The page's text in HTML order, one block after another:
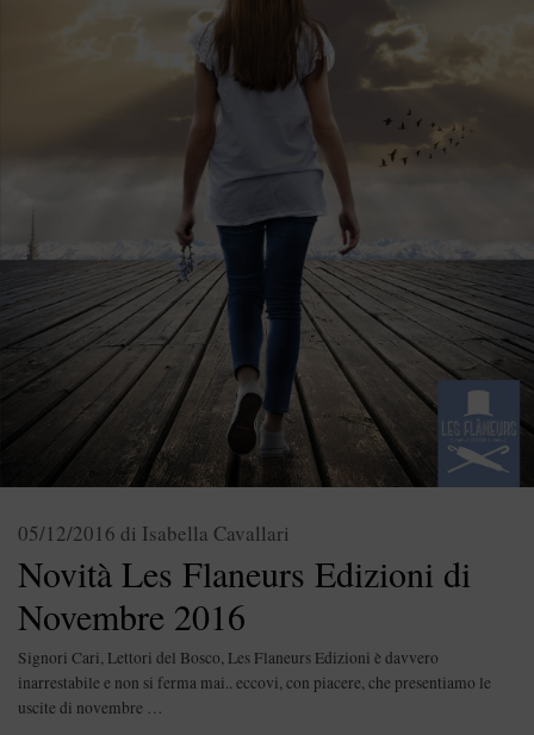
Novità Les Flaneurs Edizioni di
Novembre 2016
05/12/2016 di Isabella Cavallari
Signori Cari, Lettori del Bosco, Les Flaneurs Edizioni è davvero
inarrestabile e non si ferma mai.. eccovi, con piacere, che presentiamo le
uscite di novembre …